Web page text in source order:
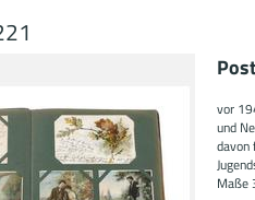
vor
und
davon
Maße